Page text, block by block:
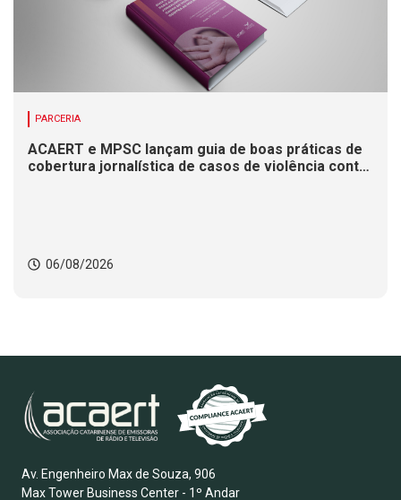
PARCERIA
ACAERT e MPSC lançam guia de boas práticas de
cobertura jornalística de casos de violência contra
06/08/2026
Av. Engenheiro Max de Souza, 906
Max Tower Business Center - 1º Andar